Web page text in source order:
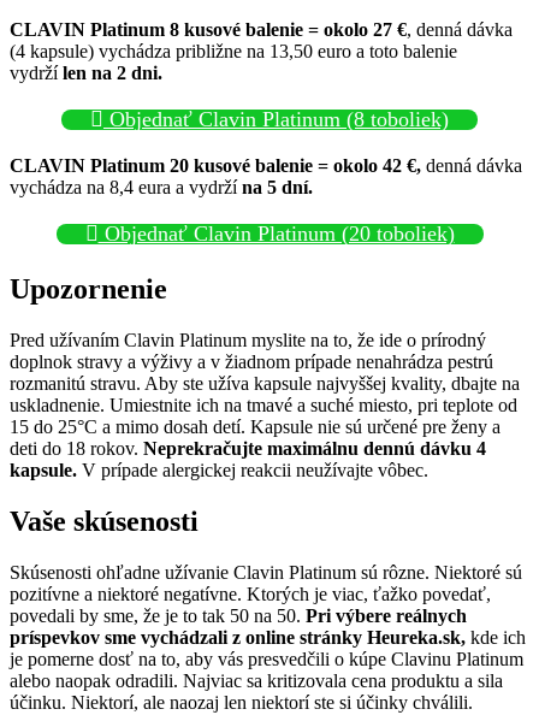
CLAVIN Platinum 8 kusové balenie = okolo 27 €, denná dávka
(4 kapsule) vychádza približne na 13,50 euro a toto balenie
vydržílen na 2 dni.
Objednať Clavin Platinum (8 toboliek)
CLAVIN Platinum 20 kusové balenie = okolo 42 €, denná dávka
vychádza na 8,4 eura a vydržína 5 dní.
Objednať Clavin Platinum (20 toboliek)
Upozornenie
Pred užívaním Clavin Platinum myslite na to, že ide o prírodný
doplnok stravy a výživy a v žiadnom prípade nenahrádza pestrú
rozmanitú stravu. Aby ste užíva kapsule najvyššej kvality, dbajte na
uskladnenie. Umiestnite ich na tmavé a suché miesto, pri teplote od
15 do 25°C a mimo dosah detí. Kapsule nie sú určené pre ženy a
deti do 18 rokov. Neprekračujte maximálnu dennú dávku 4
kapsule. V prípade alergickej reakcii neužívajte vôbec.
Vaše skúsenosti
Skúsenosti ohľadne užívanie Clavin Platinum sú rôzne. Niektoré sú
pozitívne a niektoré negatívne. Ktorých je viac, ťažko povedať,
povedali by sme, že je to tak 50 na 50. Pri výbere reálnych
príspevkov sme vychádzali z online stránky Heureka.sk, kde ich
je pomerne dosť na to, aby vás presvedčili o kúpe Clavinu Platinum
alebo naopak odradili. Najviac sa kritizovala cena produktu a sila
účinku. Niektorí, ale naozaj len niektorí ste si účinky chválili.